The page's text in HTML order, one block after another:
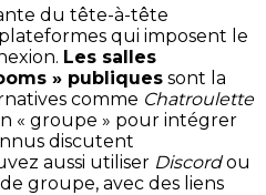
du tête-à-tête
qui imposent le
Les salles
» publiques sont la
comme Chatroulette
« groupe » pour intégrer
discutent
aussi utiliser Discordou
groupe, avec des liens